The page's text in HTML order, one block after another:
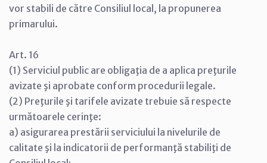
vor stabili de către Consiliul local, la propunerea
primarului.
Art. 16
(1) Serviciul public are obligaţia de a aplica preţurile
avizate şi aprobate conform procedurii legale.
(2) Preţurile şi tarifele avizate trebuie să respecte
următoarele cerinţe:
a) asigurarea prestării serviciului la nivelurile de
calitate şi la indicatorii de performanţă stabiliţi de